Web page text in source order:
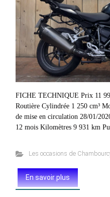
FICHE TECHNIQUE Prix 11
Routière Cylindrée 1 250 cm³
de mise en circulation 28/01/
12 mois Kilomètres 9 931 km
Les occasions de
En savoir plus